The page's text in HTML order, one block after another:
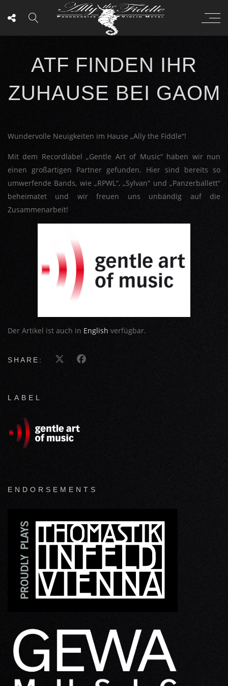
ATF FINDEN IHR
ZUHAUSE BEI GAOM
Wundervolle Neuigkeiten im Hause „Ally the Fiddle“!
Mit dem Recordlabel „Gentle Art of Music“ haben wir nun
einen großartigen Partner gefunden. Hier sind bereits so
umwerfende Bands, wie „RPWL“, „Sylvan“ und „Panzerballett“
beheimatet und wir freuen uns unbändig auf die
Zusammenarbeit!
Der Artikel ist auch in English verfügbar.
SHARE:
LABEL
ENDORSEMENTS